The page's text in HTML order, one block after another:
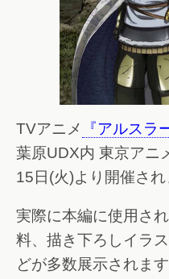
TVアニメ 『アルスラ
葉原UDX内 東京アニ
15日(火)より開催され
実際に本編に使用さ
料、描き下ろしイラ
どが多数展示されます